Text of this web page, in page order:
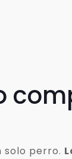
solo perro.